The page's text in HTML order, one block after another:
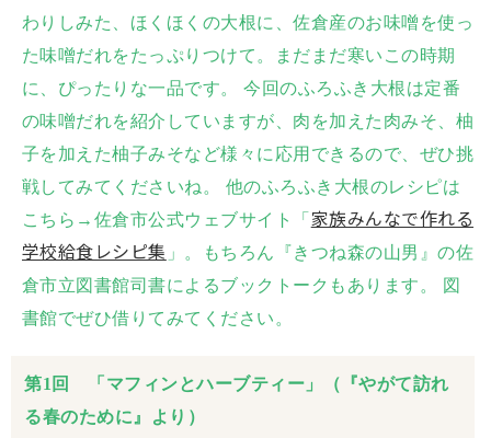
わりしみた、ほくほくの大根に、佐倉産のお味噌を使っ
た味噌だれをたっぷりつけて。まだまだ寒いこの時期
に、ぴったりな一品です。 今回のふろふき大根は定番
の味噌だれを紹介していますが、肉を加えた肉みそ、柚
子を加えた柚子みそなど様々に応用できるので、ぜひ挑
戦してみてくださいね。 他のふろふき大根のレシピは
こちら→佐倉市公式ウェブサイト「 家族みんなで作れる
学校給食レシピ集 」。もちろん『きつね森の山男』の佐
倉市立図書館司書によるブックトークもあります。 図
書館でぜひ借りてみてください。
第1回 「マフィンとハーブティー」（『やがて訪れ
る春のために』より）